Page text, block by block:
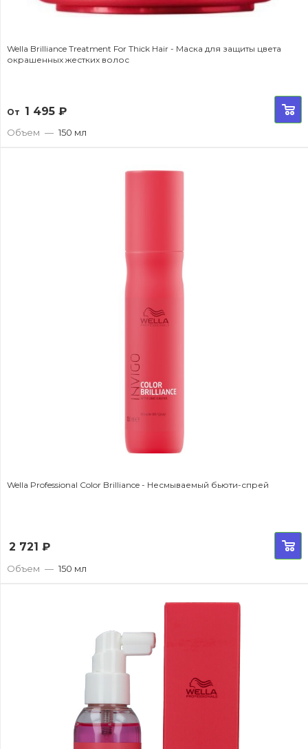
Wella Brilliance Treatment For Thick Hair - Маска для защиты цвета
окрашенных жестких волос
От 1 495 ₽
Объем — 150 мл
Wella Professional Color Brilliance - Несмываемый бьюти-спрей
2 721 ₽
Объем — 150 мл